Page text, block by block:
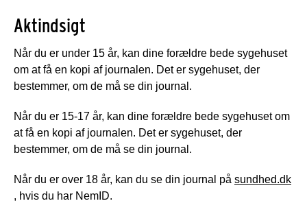
Aktindsigt
Når du er under 15 år, kan dine forældre bede sygehuset
om at få en kopi af journalen. Det er sygehuset, der
bestemmer, om de må se din journal.
Når du er 15-17 år, kan dine forældre bede sygehuset om
at få en kopi af journalen. Det er sygehuset, der
bestemmer, om de må se din journal.
Når du er over 18 år, kan du se din journal på sundhed.dk
, hvis du har NemID.